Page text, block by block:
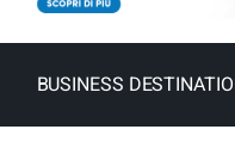
BUSINESS